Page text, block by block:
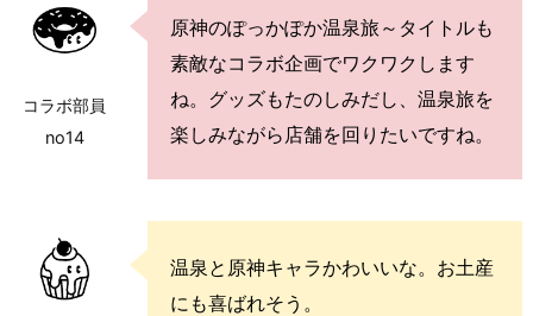
コラボ部員
no14
原神のぽっかぽか温泉旅～タイトルも
素敵なコラボ企画でワクワクします
ね。グッズもたのしみだし、温泉旅を
楽しみながら店舗を回りたいですね。
温泉と原神キャラかわいいな。お土産
にも喜ばれそう。